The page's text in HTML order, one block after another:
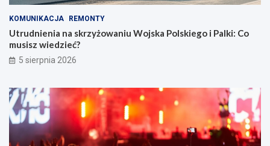
KOMUNIKACJA REMONTY
Utrudnienia na skrzyżowaniu Wojska Polskiego i Palki: Co
musisz wiedzieć?
5 sierpnia 2026